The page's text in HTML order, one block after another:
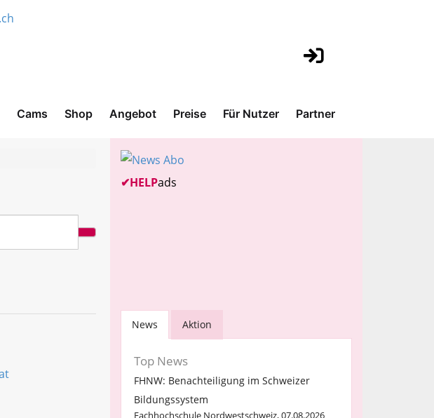
Cams Shop Angebot Preise Für Nutzer Partner
✔HELPads
News Aktion
Top News
FHNW: Benachteiligung im Schweizer
Bildungssystem
Fachhochschule Nordwestschweiz, 07.08.2026